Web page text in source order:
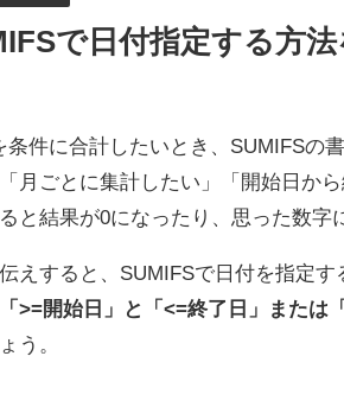
で日付指定する方
条件に合計したいとき、SUMIFSの
月ごとに集計したい」「開始日か
と結果が0になったり、思った数字
えすると、SUMIFSで日付を指定す
>=開始日」と「<=終了日」または
う。